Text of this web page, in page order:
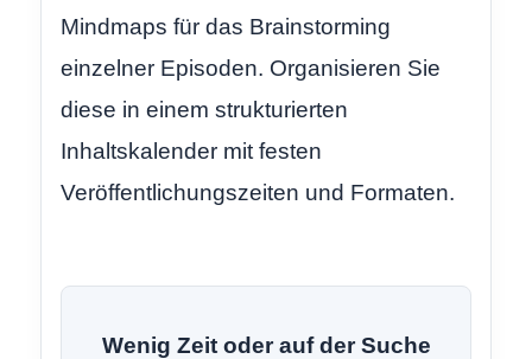
Mindmaps für das Brainstorming
einzelner Episoden. Organisieren Sie
diese in einem strukturierten
Inhaltskalender mit festen
Veröffentlichungszeiten und Formaten.
Wenig Zeit oder auf der Suche